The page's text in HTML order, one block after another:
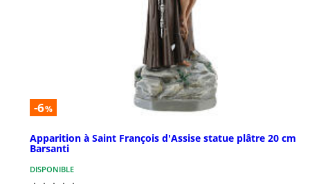
-6%
Apparition à Saint François d'Assise statue plâtre 20 cm
Barsanti
DISPONIBLE